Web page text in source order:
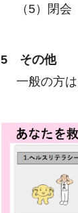
（5）閉会
5 その他
一般の方は